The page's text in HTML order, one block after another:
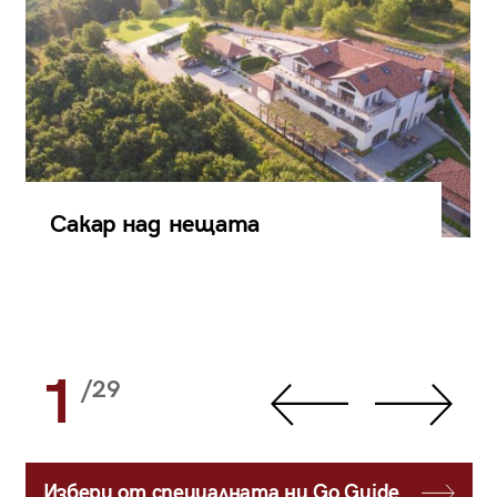
Сакар над нещата
1 /29